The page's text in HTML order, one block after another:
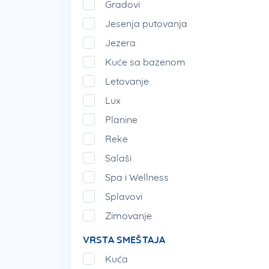
Bilo da planirate samo šoping ili
aranžmana turističkih agencija
Palmanove.
Gradovi
Jesenja putovanja
Jezera
Kuće sa bazenom
Letovanje
Lux
Planine
Reke
Salaši
Spa i Wellness
Splavovi
Zimovanje
VRSTA SMEŠTAJA
Kuća